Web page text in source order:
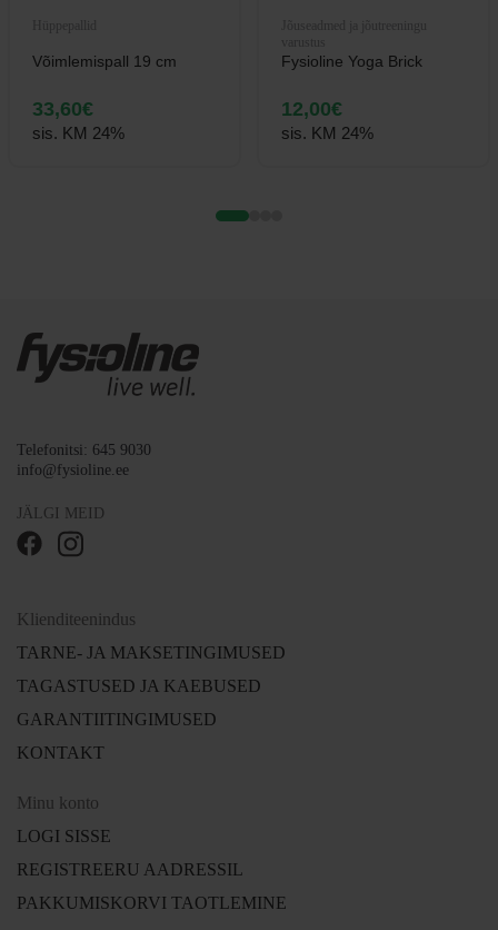
Võimlemispall 19 cm
33,60€
sis. KM 24%
Fysioline Yoga Brick
12,00€
sis. KM 24%
Telefonitsi: 645 9030
info@fysioline.ee
JÄLGI MEID
Klienditeenindus
TARNE- JA MAKSETINGIMUSED
TAGASTUSED JA KAEBUSED
GARANTIITINGIMUSED
KONTAKT
Minu konto
LOGI SISSE
REGISTREERU AADRESSIL
PAKKUMISKORVI TAOTLEMINE